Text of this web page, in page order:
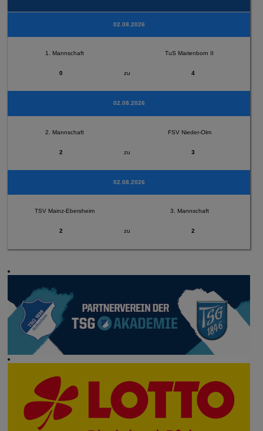
02.08.2026
1. Mannschaft TuS Marienborn II
0 zu 4
02.08.2026
2. Mannschaft FSV Nieder-Olm
2 zu 3
02.08.2026
TSV Mainz-Ebersheim 3. Mannschaft
2 zu 2